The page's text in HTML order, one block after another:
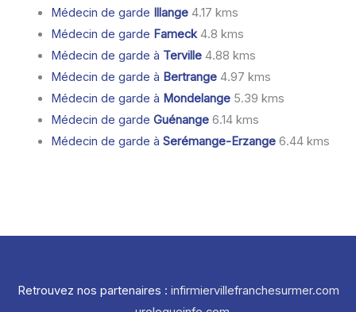
Médecin de garde
Illange4.17 kms
Médecin de garde Fameck4.8 kms
Médecin de garde à Terville4.88 kms
Médecin de garde à Bertrange4.97 kms
Médecin de garde à Mondelange5.39 kms
Médecin de garde Guénange6.14 kms
Médecin de garde à Serémange-Erzange6.44 kms
Retrouvez nos partenaires : infirmiervillefranchesurmer.com